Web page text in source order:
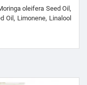
oleifera Seed Oil,
Oil, Limonene, Linalool